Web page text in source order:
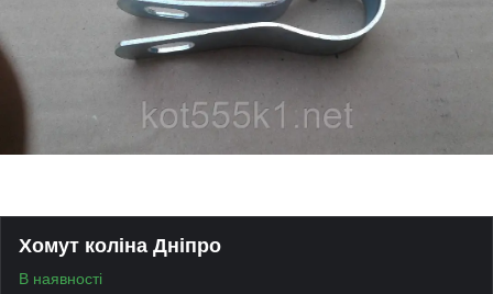
Хомут коліна Дніпро
В наявності